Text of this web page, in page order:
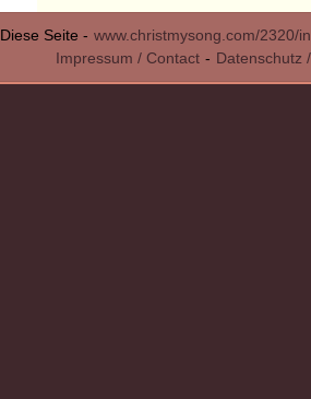
Diese Seite - www.christmysong.com/2320/
Impressum / Contact - Datenschutz